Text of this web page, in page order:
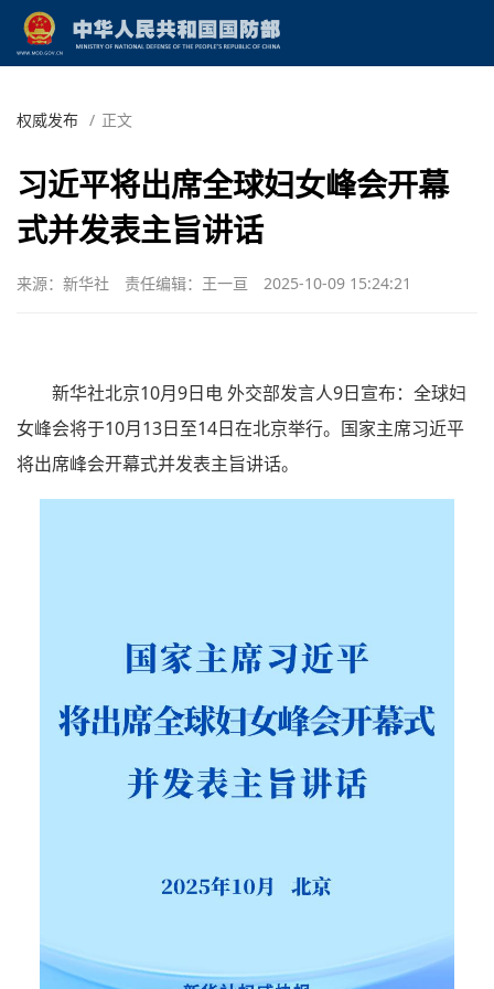
权威发布 / 正文
习近平将出席全球妇女峰会开幕
式并发表主旨讲话
来源：新华社 责任编辑：王一亘 2025-10-09 15:24:21
新华社北京10月9日电 外交部发言人9日宣布：全球妇
女峰会将于10月13日至14日在北京举行。国家主席习近平
将出席峰会开幕式并发表主旨讲话。